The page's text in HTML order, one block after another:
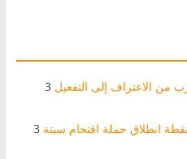
من الاعتراف إلى التفعيل 3
انطلاق حملة اقتحام سبتة 3